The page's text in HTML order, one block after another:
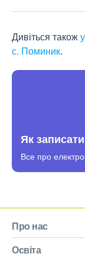
Дивіться також
с. Поминик.
Як
Все про
Про нас
Освіта